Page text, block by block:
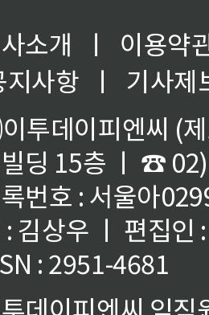
소개 ㅣ
이용약
지사항
ㅣ
기사제
투데이피엔씨 (
딩 15층 ㅣ ☎
번호 : 서울아
: 김상우 ㅣ 편집인
: 2951-4681